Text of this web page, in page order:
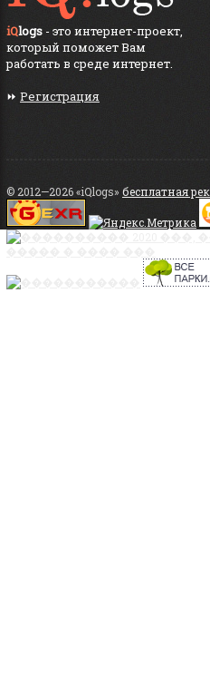
iQlogs - это интернет-проект,
который поможет Вам
работать в среде интернет.
⏩ Регистрация
© 2012—2026 «iQlogs» бесплатная